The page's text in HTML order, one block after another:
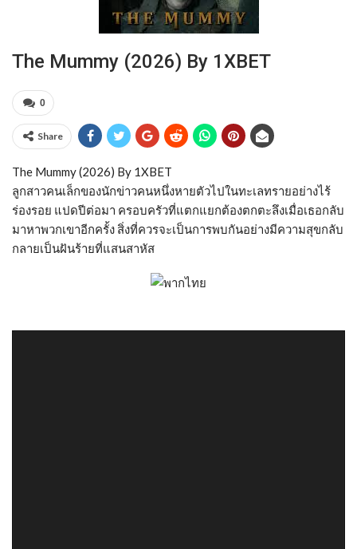
The Mummy (2026) By 1XBET
0
Share
The Mummy (2026) By 1XBET
ลูกสาวคนเล็กของนักข่าวคนหนึ่งหายตัวไปในทะเลทรายอย่างไร้
ร่องรอย แปดปีต่อมา ครอบครัวที่แตกแยกต้องตกตะลึงเมื่อเธอกลับ
มาหาพวกเขาอีกครั้ง สิ่งที่ควรจะเป็นการพบกันอย่างมีความสุขกลับ
กลายเป็นฝันร้ายที่แสนสาหัส